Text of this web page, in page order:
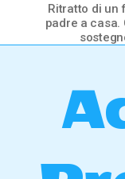
Ritratto di un
padre a casa.